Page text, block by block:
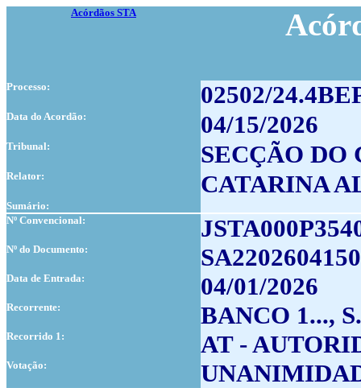
Acórdãos STA
Processo: 02502/
Data do Acordão: 04/15/2026
Tribunal: SECÇÃO DO
Relator: CATARINA
Sumário:
Nº Convencional:
Nº do Documento:
Data de Entrada: 04/01/2026
Recorrente: BANCO 1...,
Recorrido 1: AT -
Votação: